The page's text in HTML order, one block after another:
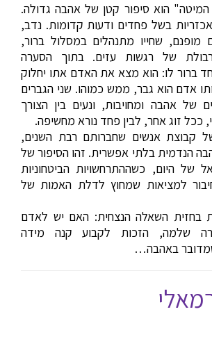
הוא סיפור קטן של אהבה גדולה.
בשל פחדים ודעות קדומות. נדב,
מופנם, שחייו מתנהלים במסלול ברור,
של רגשות עזים. בתוך הסערה
ברור לו: הוא מצא את האדם אתו יחלוק
אדם הוא גבר, ממש כמוהו. שני הגברים
של אהבה ומחויבות, ונעים בין הצורך
ככל זוג אחר, לבין פחד נורא מחשיפה.
קבוצת אנשים שחברותם רבת השנים,
הנדמית בלתי אפשרית. זהו הסיפור של
של היום, כשההתרחשויות הביטחוניות
למציאות שמחוץ לדלת האמות של
בחזית השאלה הנצחית: האם יש לאדם
שלמה, הזכות לקבוע קנה מידה
באהבה…